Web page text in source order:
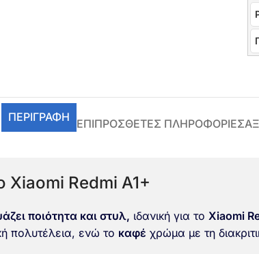
ΠΕΡΙΓΡΑΦΉ ΕΠΙΠΡΌΣΘΕΤΕΣ ΠΛΗΡΟΦΟΡΊΕΣ
Xiaomi Redmi A1+
ποιότητα και στυλ, ιδανική για το Xiaomi
πολυτέλεια, ενώ το καφέ χρώμα με τη